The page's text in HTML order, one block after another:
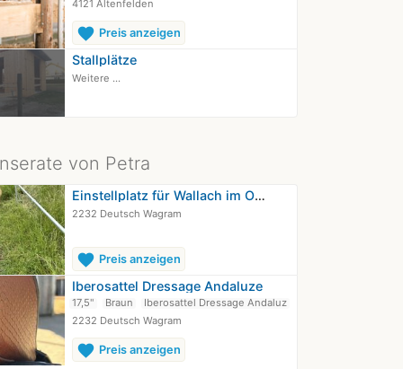
4121 Altenfelden
favorite Preis anzeigen
Stallplätze
Weitere ...
von Petra
Einstellplatz für Wallach im Offenstall
2232 Deutsch Wagram
favorite Preis anzeigen
Iberosattel Dressage Andaluze
17,5" Braun
Iberosattel Dressage Andaluz
2232 Deutsch Wagram
favorite Preis anzeigen